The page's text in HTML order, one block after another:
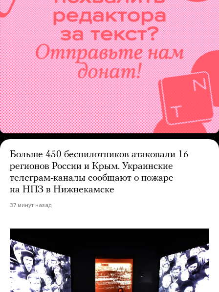
Больше 450 беспилотников атаковали 16
регионов России и Крым. Украинские
телеграм-каналы сообщают о пожаре
на НПЗ в Нижнекамске
37 минут назад